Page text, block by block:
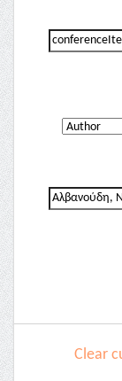
Clear